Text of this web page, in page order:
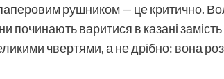
рушником — це критично.
починають варитися в казані
чвертями, а не дрібно: вона